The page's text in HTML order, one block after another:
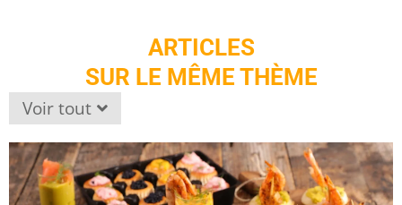
ARTICLES
SUR LE MÊME THÈME
Voir tout